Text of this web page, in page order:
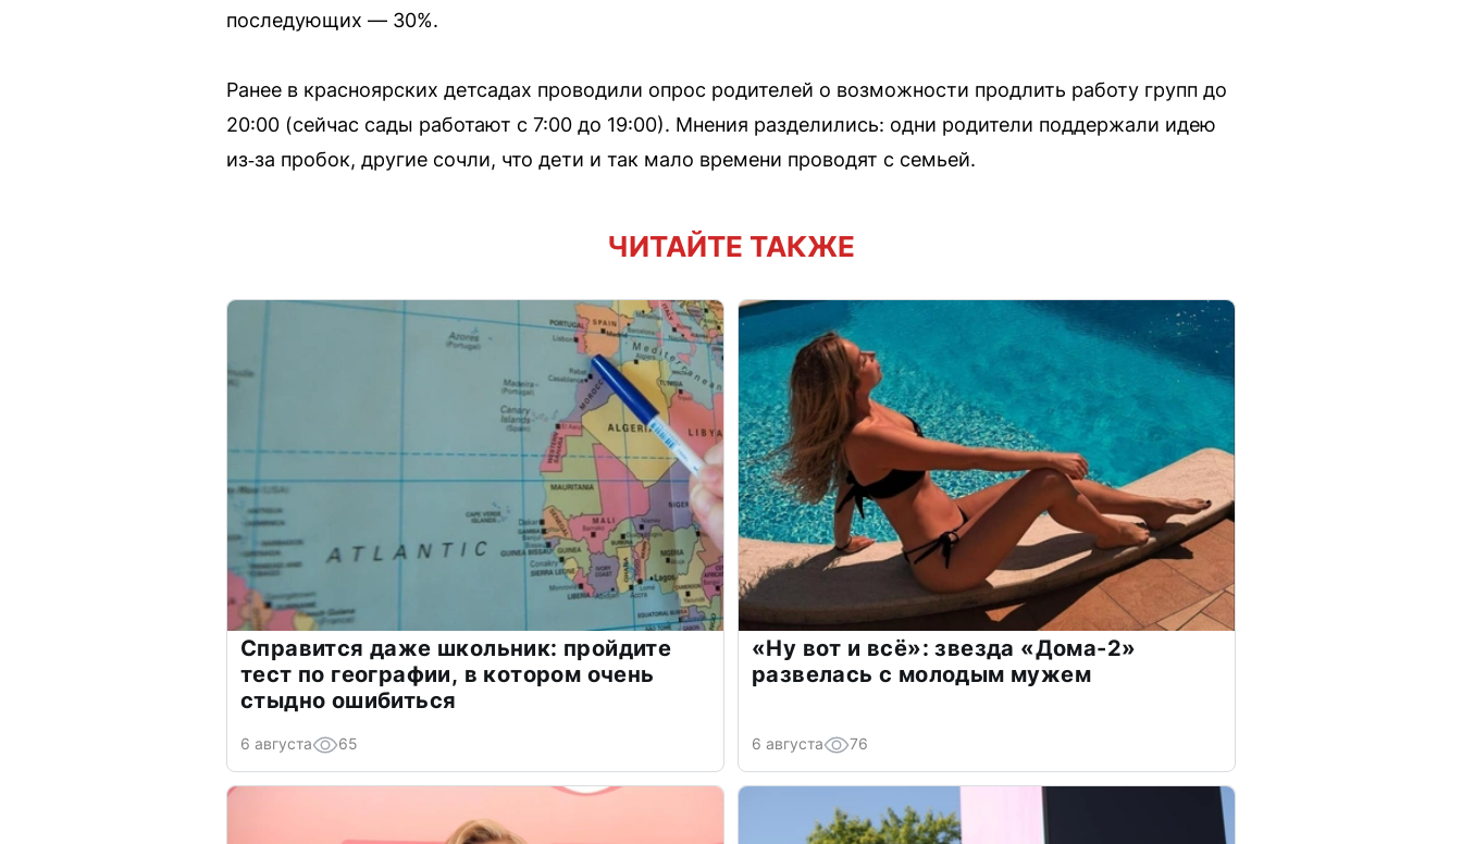
последующих — 30%.
Ранее в красноярских детсадах проводили опрос родителей о возможности продлить работу групп до
20:00 (сейчас сады работают с 7:00 до 19:00). Мнения разделились: одни родители поддержали идею
из‑за пробок, другие сочли, что дети и так мало времени проводят с семьей.
ЧИТАЙТЕ ТАКЖЕ
Справится даже школьник: пройдите
тест по географии, в котором очень
стыдно ошибиться
6 августа 65
«Ну вот и всё»: звезда «Дома-2»
развелась с молодым мужем
6 августа 76